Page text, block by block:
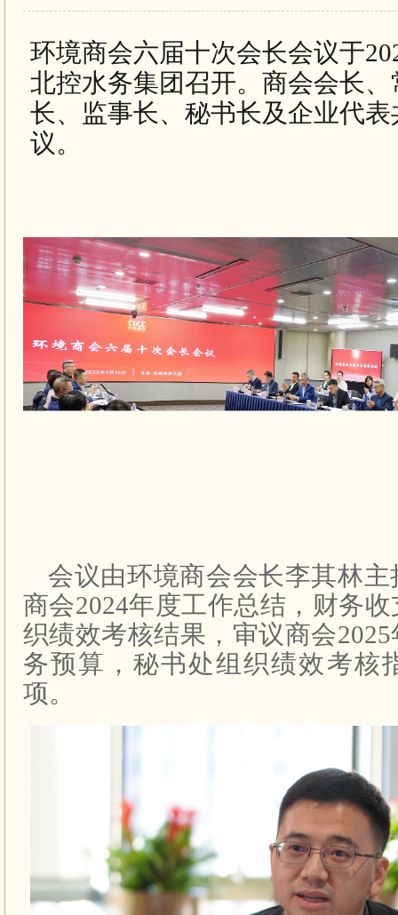
环境商会六届十次会长会议于
北控水务集团召开。商会会长
长、监事长、秘书长及企业代
议。
会议由环境商会会长李其林
商会2024年度工作总结，财务
织绩效考核结果，审议商会
务预算，秘书处组织绩效考核
项。